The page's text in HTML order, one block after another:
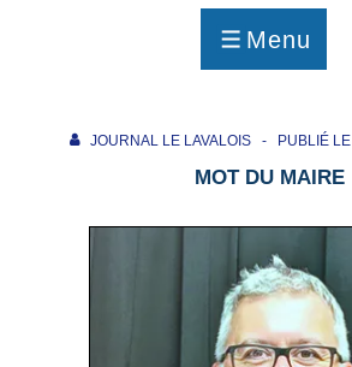
Menu
MENU
JOURNAL LE LAVALOIS PUBLIÉ LE
MOT DU MAIRE